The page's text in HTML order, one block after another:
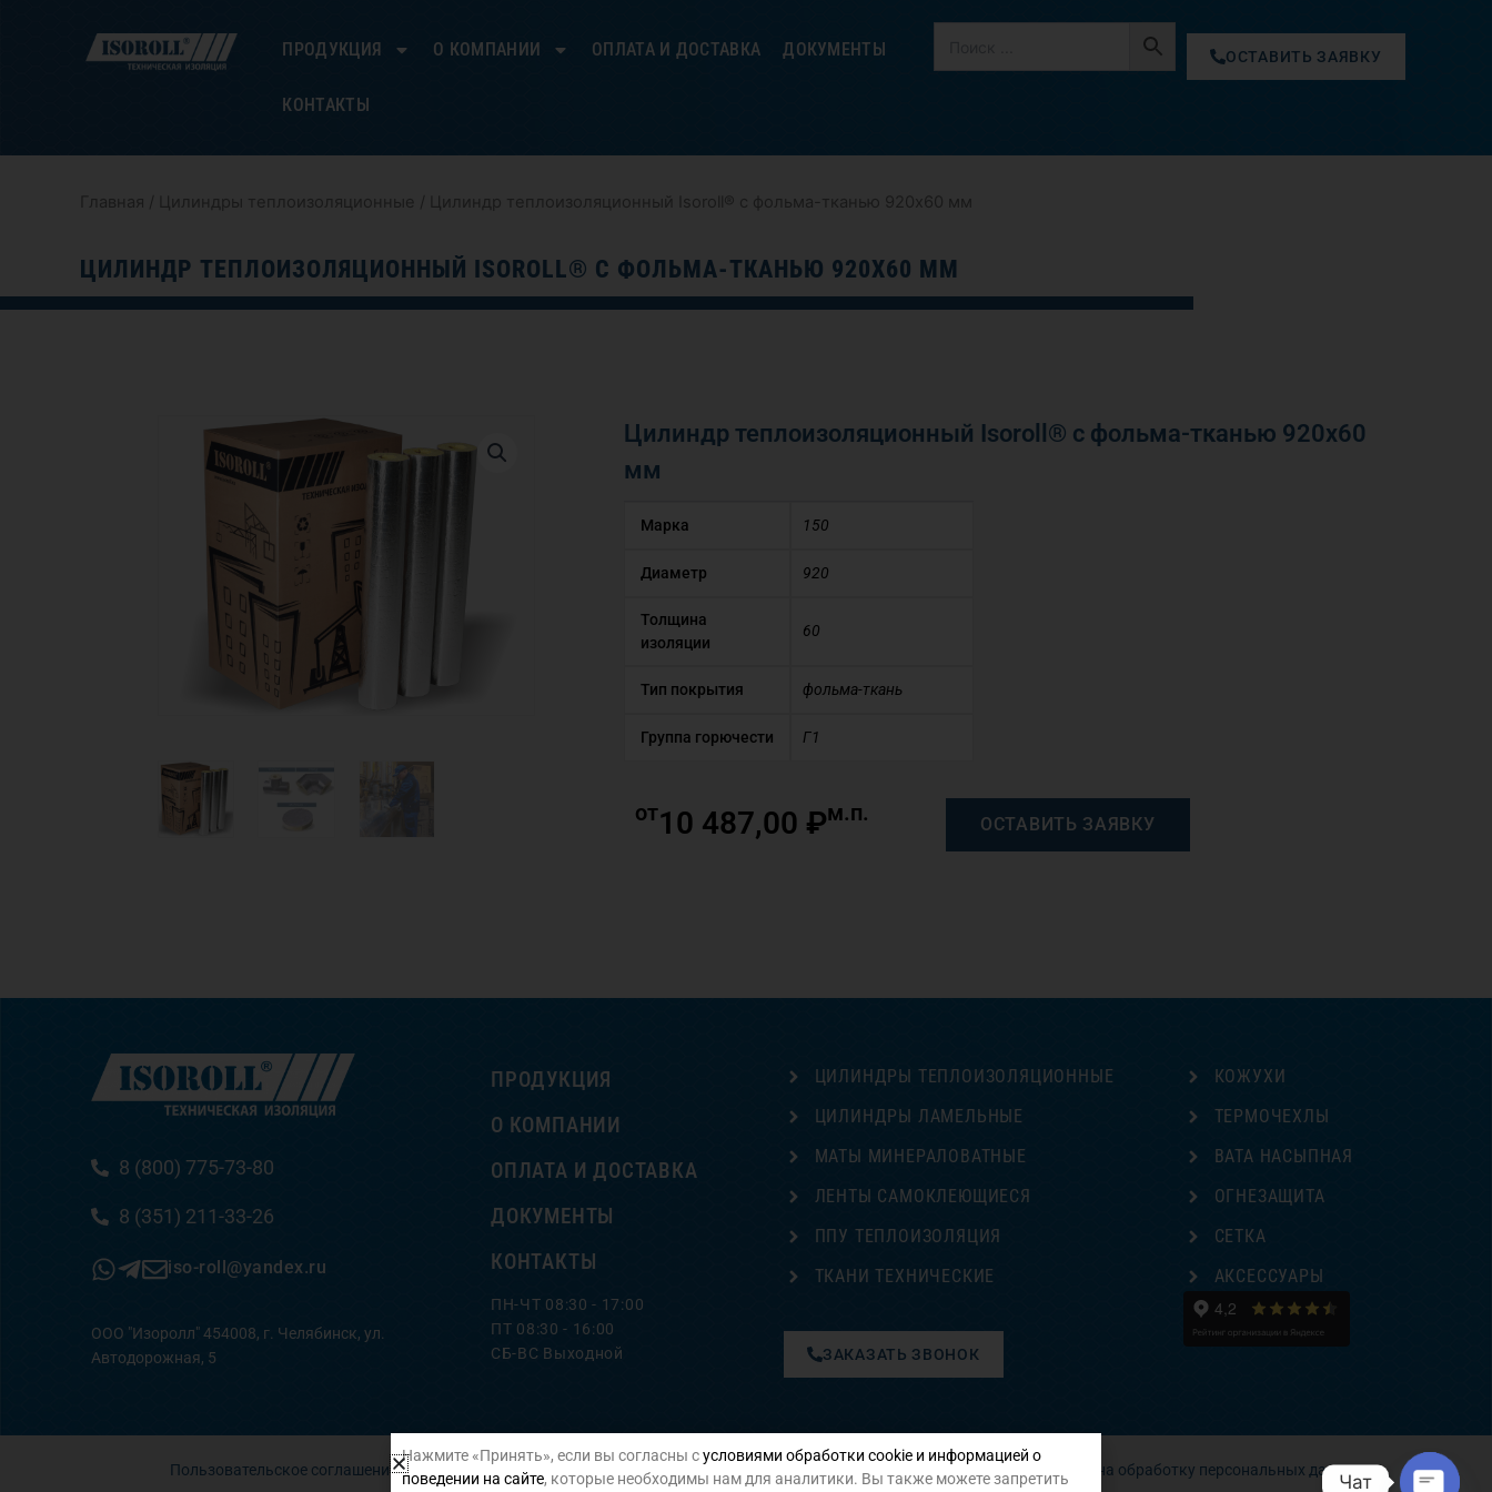
ПРОДУКЦИЯ О КОМПАНИИ ОПЛАТА И ДОСТАВКА ДОКУМЕНТЫ
КОНТАКТЫ
ОСТАВИТЬ ЗАЯВКУ
Главная / Цилиндры теплоизоляционные / Цилиндр теплоизоляционный Isoroll® с фольма-тканью 920х60 мм
ЦИЛИНДР ТЕПЛОИЗОЛЯЦИОННЫЙ ISOROLL® С ФОЛЬМА-ТКАНЬЮ 920Х60 ММ
Цилиндр теплоизоляционный Isoroll® с фольма-тканью 920х60
мм
Марка 150
Диаметр 920
Толщина
изоляции
60
Тип покрытия фольма-ткань
Группа горючести Г1
от10 487,00 ₽м.п. ОСТАВИТЬ ЗАЯВКУ
8 (800) 775-73-80
8 (351) 211-33-26
iso-roll@yandex.ru
ООО "Изоролл" 454008, г. Челябинск, ул.
Автодорожная, 5
ПРОДУКЦИЯ
О КОМПАНИИ
ОПЛАТА И ДОСТАВКА
ДОКУМЕНТЫ
КОНТАКТЫ
ПН-ЧТ 08:30 - 17:00
ПТ 08:30 - 16:00
СБ-ВС Выходной
ЦИЛИНДРЫ ТЕПЛОИЗОЛЯЦИОННЫЕ
ЦИЛИНДРЫ ЛАМЕЛЬНЫЕ
МАТЫ МИНЕРАЛОВАТНЫЕ
ЛЕНТЫ САМОКЛЕЮЩИЕСЯ
ППУ ТЕПЛОИЗОЛЯЦИЯ
ТКАНИ ТЕХНИЧЕСКИЕ
ЗАКАЗАТЬ ЗВОНОК
КОЖУХИ
ТЕРМОЧЕХЛЫ
ВАТА НАСЫПНАЯ
ОГНЕЗАЩИТА
СЕТКА
АКСЕССУАРЫ
Пользовательское соглашение Политика конфиденциальности Согласие на обработку персональных данных
Нажмите «Принять», если вы согласны сусловиями обработки cookie и информацией о
поведении на сайте, которые необходимы нам для аналитики. Вы также можете запретить Чат